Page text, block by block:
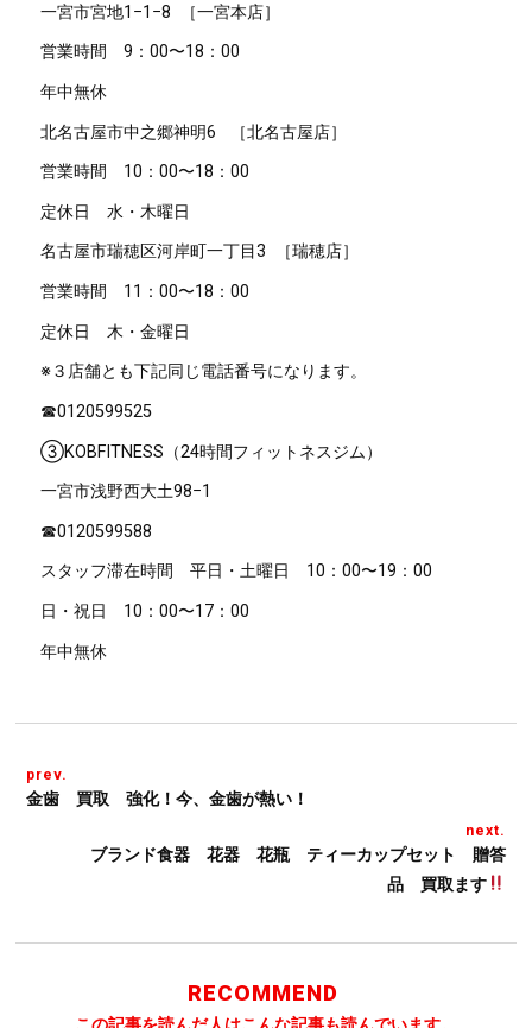
一宮市宮地1−1−8
［一宮本店］
営業時間9 ：00〜18 ：00
年中無休
北名古屋市中之郷神明6
［北名古屋店］
営業時間 10 ：00〜18 ：00
定休日 水・木曜日
名古屋市瑞穂区河岸町一丁目3
［瑞穂店］
営業時間 11 ：00〜18 ：00
定休日 木・金曜日
※３店舗とも下記同じ電話番号になります。
☎︎0120599525
③KOBFITNESS （24時間フィットネスジム）
一宮市浅野西大土98−1
☎︎0120599588
スタッフ滞在時間 平日・土曜日 10 ：00〜19 ：00
日・祝日 10 ：00〜17 ：00
年中無休
prev.
金歯 買取 強化！今、金歯が熱い！
next.
ブランド食器 花器 花瓶 ティーカップセット 贈答
品 買取ます
RECOMMEND